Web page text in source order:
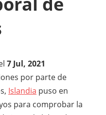
7 Jul, 2021
por parte de
Islandia puso en
para comprobar la